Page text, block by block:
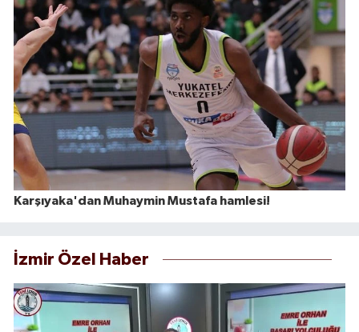
Karşıyaka'dan Muhaymin Mustafa hamlesi!
İzmir Özel Haber